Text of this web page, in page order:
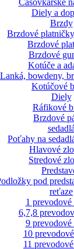
Časovkárske
Diely a
Brzdy
Brzdové
Brzdové
Brzdové
Kotúče a
Lanká, bowdeny,
Kotúčové
Diely
Ráfikové
Brzdové
sedadlá
Poťahy na
Hlavové
Stredové
pod
reťaze
1 prevodové
6,7,8
9 prevodové
10
11